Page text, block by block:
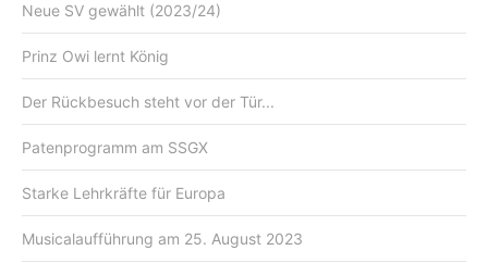
Neue SV gewählt (2023/24)
Prinz Owi lernt König
Der Rückbesuch steht vor der Tür...
Patenprogramm am SSGX
Starke Lehrkräfte für Europa
Musicalaufführung am 25. August 2023